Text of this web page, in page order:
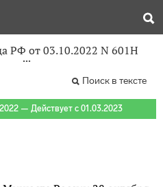
РФ от 03.10.2022 N 601Н
Поиск в тексте
— Действует с 01.03.2023